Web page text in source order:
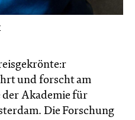
und forscht am
der Akademie für
Die Forschung